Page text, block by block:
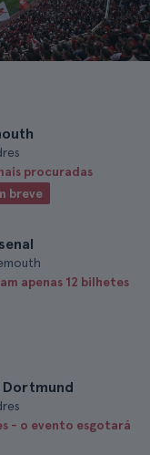
procuradas
breve
apenas 12 bilhetes
Dortmund
- o evento esgotará